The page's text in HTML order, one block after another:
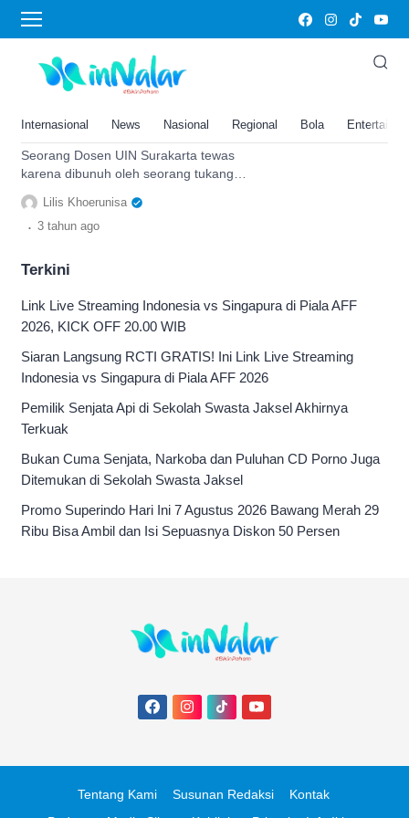
Internasional News Nasional Regional Bola
tukang bangunan
Terungkap! Dosen UIN Surakarta
Tewas Dibunuh Tukang
karena Ini
Seorang Dosen UIN Surakarta tewas
karena dibunuh oleh seorang tukang
bangunan yang merenovasi rumahnya.
Ini info lengkapnya.
Lilis Khoerunisa
. 3 tahun ago
Terkini
Link Live Streaming Indonesia vs Singapura di Piala AFF
2026, KICK OFF 20.00 WIB
Siaran Langsung RCTI GRATIS! Ini Link Live Streaming
Indonesia vs Singapura di Piala AFF 2026
Pemilik Senjata Api di Sekolah Swasta Jaksel Akhirnya
Terkuak
Bukan Cuma Senjata, Narkoba dan Puluhan CD Porno Juga
Ditemukan di Sekolah Swasta Jaksel
Promo Superindo Hari Ini 7 Agustus 2026 Bawang Merah 29
Ribu Bisa Ambil dan Isi Sepuasnya Diskon 50 Persen
Tentang Kami Susunan Redaksi
Kontak